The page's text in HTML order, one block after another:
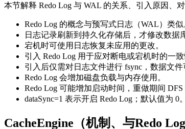
本节解释 Redo Log 与 WAL 的关系、引入原因、
Redo Log 的概念与预写式日志（WAL）类似
日志记录刷新到持久化存储后，才修改数据
宕机时可使用日志恢复未应用的更改。
引入 Redo Log 用于应对断电或宕机时的一致
引入后仅需对日志文件进行 fsync，数据文件
Redo Log 会增加磁盘负载与内存使用。
Redo Log 可能增加启动时间，重做期间 DFS
dataSync=1 表示开启 Redo Log；默认值为 0。
CacheEngine（机制、与Redo